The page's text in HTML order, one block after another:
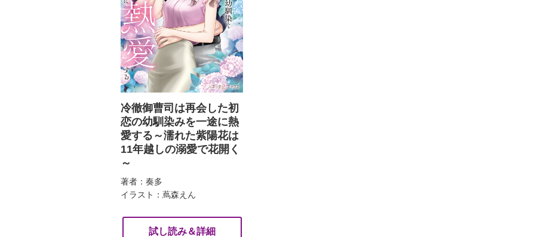
冷徹御曹司は再会した初
恋の幼馴染みを一途に熱
愛する～濡れた紫陽花は
11年越しの溺愛で花開く
～
著者：奏多
イラスト：蔦森えん
試し読み＆詳細